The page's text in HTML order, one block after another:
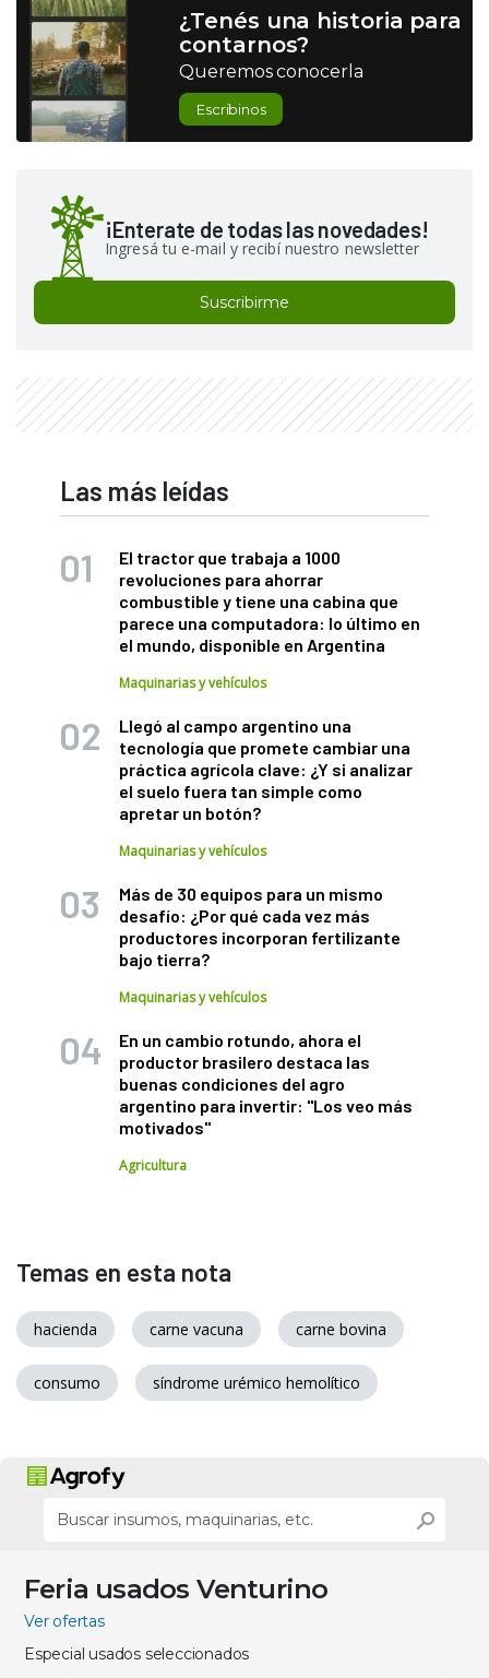
¿Tenés una historia para
contarnos?
Queremos conocerla
Escribinos
¡Enterate de todas las novedades!
Ingresá tu e-mail y recibí nuestro newsletter
Suscribirme
Las más leídas
El tractor que trabaja a 1000
revoluciones para ahorrar
combustible y tiene una cabina que
parece una computadora: lo último en
el mundo, disponible en Argentina
Maquinarias y vehículos
Llegó al campo argentino una
tecnología que promete cambiar una
práctica agrícola clave: ¿Y si analizar
el suelo fuera tan simple como
apretar un botón?
Maquinarias y vehículos
Más de 30 equipos para un mismo
desafío: ¿Por qué cada vez más
productores incorporan fertilizante
bajo tierra?
Maquinarias y vehículos
En un cambio rotundo, ahora el
productor brasilero destaca las
buenas condiciones del agro
argentino para invertir: "Los veo más
motivados"
Agricultura
Temas en esta nota
hacienda carne vacuna carne bovina
consumo síndrome urémico hemolítico
Feria usados Venturino
Ver ofertas
Especial usados seleccionados